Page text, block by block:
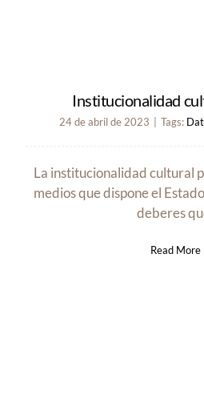
Institucionalidad
24 de abril de 2023 Tags:
La institucionalidad cultural
medios que dispone el
deberes
Read More